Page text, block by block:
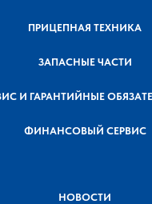
ПРИЦЕПНАЯ ТЕХНИКА
ЗАПАСНЫЕ ЧАСТИ
И ГАРАНТИЙНЫЕ
ФИНАНСОВЫЙ СЕРВИС
НОВОСТИ